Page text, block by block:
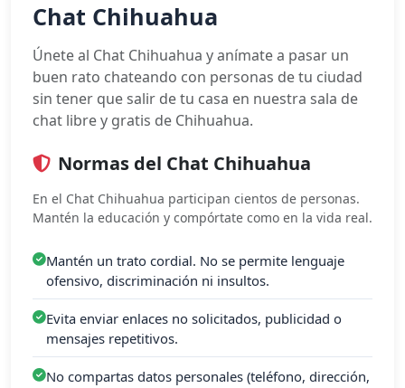
Chat Chihuahua
Únete al Chat Chihuahua y anímate a pasar un
buen rato chateando con personas de tu ciudad
sin tener que salir de tu casa en nuestra sala de
chat libre y gratis de Chihuahua.
Normas del Chat Chihuahua
En el Chat Chihuahua participan cientos de personas.
Mantén la educación y compórtate como en la vida real.
Mantén un trato cordial. No se permite lenguaje
ofensivo, discriminación ni insultos.
Evita enviar enlaces no solicitados, publicidad o
mensajes repetitivos.
No compartas datos personales (teléfono, dirección,